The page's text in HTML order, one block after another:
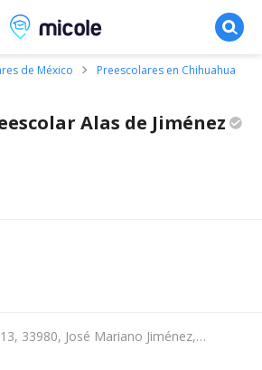
Micole, buscador de colegios
de México
Preescolares en Chihuahua
Alas de Jiménez
33980, José Mariano Jiménez,